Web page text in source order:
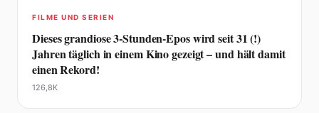
FILME UND SERIEN
Dieses grandiose 3-Stunden-Epos wird seit 31 (!)
Jahren täglich in einem Kino gezeigt – und hält damit
einen Rekord!
126,8K